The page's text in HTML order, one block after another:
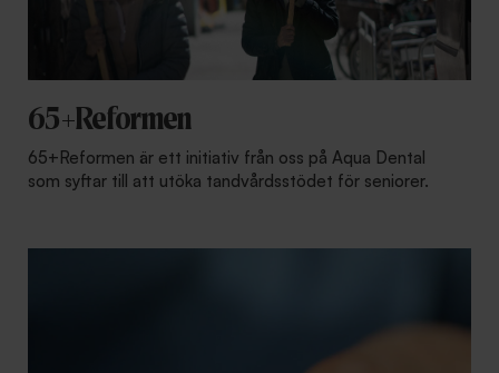
65+Reformen
65+Reformen är ett initiativ från oss på Aqua Dental
som syftar till att utöka tandvårdsstödet för seniorer.